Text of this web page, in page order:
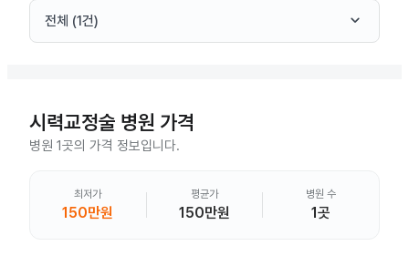
전체 (1건) keyboard_arrow_down
시력교정술 병원 가격
병원 1곳의 가격 정보입니다.
최저가
150만원
평균가
150만원
병원 수
1곳